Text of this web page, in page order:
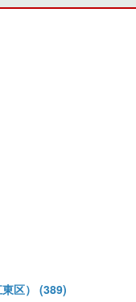
区） (389)